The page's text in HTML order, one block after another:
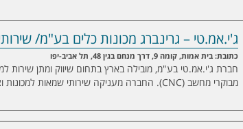
ג'י.אמ.טי – גרינברג מכונות כלים בע"מ/ שירותי שמאות
ג'י.אמ.טי – גרינברג מכונות כלים בע"מ/
כתובת: בית אמות, קומה 9, דרך מנחם בגין 48, תל אביב-יפו
חברת ג'י.אמ.טי בע"מ, מובילה בארץ בתחום שיווק ומתן שירות
מבוקרי מחשב (CNC). החברה מעניקה שירותי שמאות למכונות וציוד.